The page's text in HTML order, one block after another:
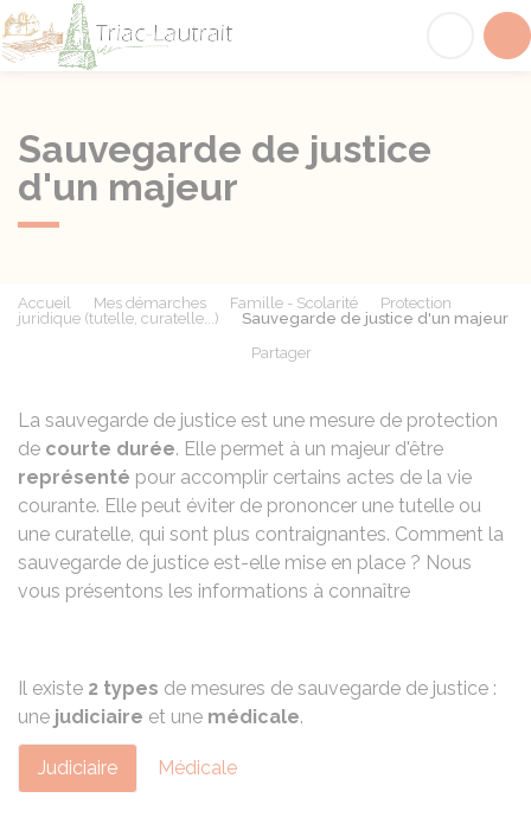
Sauvegarde de justice
d'un majeur
Accueil Mes démarches Famille - Scolarité
Protection
juridique (tutelle, curatelle...)
Sauvegarde de justice d'un majeur
Partager
La sauvegarde de justice est une mesure de protection
de courte durée. Elle permet à un majeur d'être
représenté pour accomplir certains actes de la vie
courante. Elle peut éviter de prononcer une tutelle ou
une curatelle, qui sont plus contraignantes. Comment la
sauvegarde de justice est-elle mise en place ? Nous
vous présentons les informations à connaître
Il existe 2 types de mesures de sauvegarde de justice :
une judiciaire et une médicale.
Judiciaire Médicale